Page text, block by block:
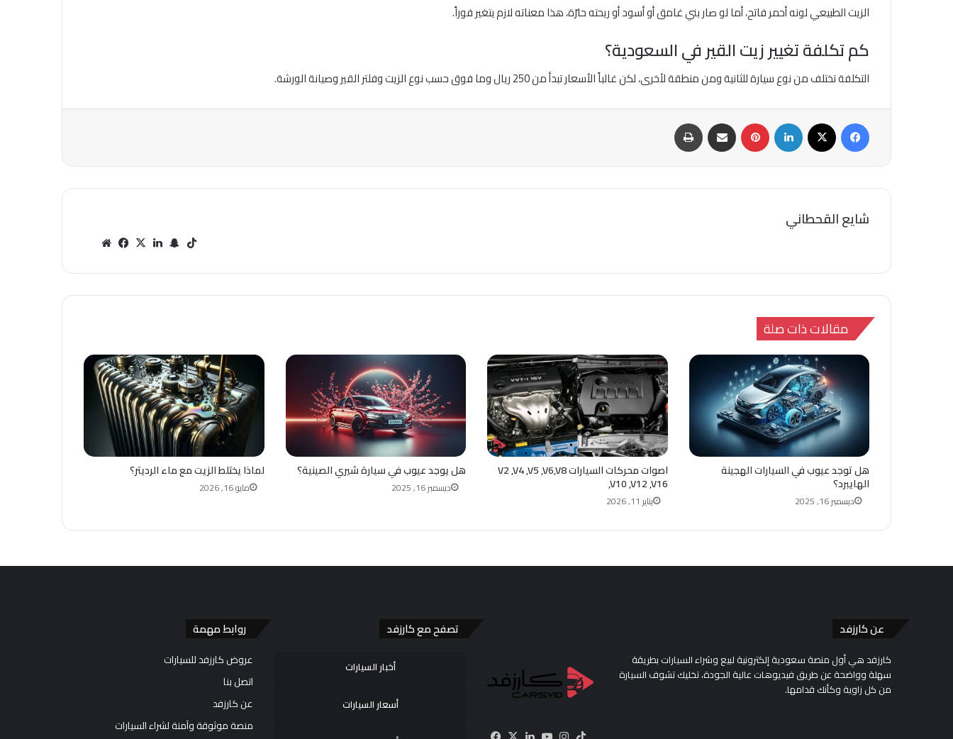
الزيت الطبيعي لونه أحمر فاتح، أما لو صار بني غامق أو أسود أو ريحته حارّة، هذا معناته لازم يتغير فوراً.
كم تكلفة تغيير زيت القير في السعودية؟
التكلفة تختلف من نوع سيارة للثانية ومن منطقة لأخرى، لكن غالباً الأسعار تبدأ من 250 ريال وما فوق حسب نوع الزيت وفلتر القير وصيانة الورشة.
فيسبوك ‫X لينكدإن بينتيريست مشاركة عبر البريد طباعة
شايع القحطاني
الوي
ب
في
وك
‫X لينك سنا
تشا
ت
‫Tik
مقالات ذات صلة
لماذا يختلط الزيت مع ماء الرديتر؟
مايو 16, 2026
هل يوجد عيوب في سيارة شيري الصينية؟
ديسمبر 16, 2025
اصوات محركات السيارات V2 ,V4 ,V5 ,V6,V8
,V10 ,V12 ,V16
يناير 11, 2026
هل توجد عيوب في السيارات الهجينة
الهايبرد؟
ديسمبر 16, 2025
روابط مهمة
عروض كارزفد للسيارات
اتصل بنا
عن كارزفد
منصة موثوقة وآمنة لشراء السيارات
تصفح مع كارزفد
أخبار السيارات
أسعار السيارات
عن كارزفد
كارزفد هي أول منصة سعودية إلكترونية لبيع وشراء السيارات بطريقة
سهلة وواضحة عن طريق فيديوهات عالية الجودة، تخليك تشوف السيارة
من كل زاوية وكأنك قدامها.